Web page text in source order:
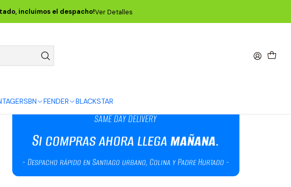
RSBN FENDER BLACKSTAR
incluimos el despacho!Ver Detalles
12-53
para Guitarra Electroacústica 12-